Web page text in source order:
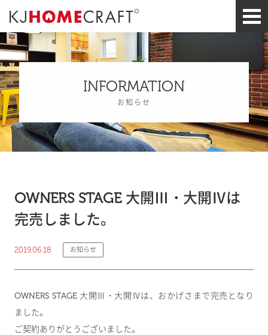
INFORMATION
お知らせ
OWNERS STAGE 大開Ⅲ・大開Ⅳは
完売しました。
2019.06.18 お知らせ
OWNERS STAGE 大開Ⅲ・大開Ⅳは、おかげさまで完売となり
ました。
ご契約ありがとうございました。